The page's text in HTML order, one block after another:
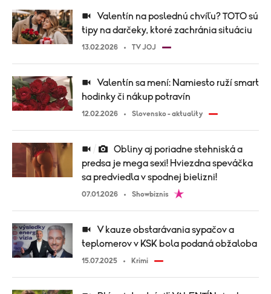
tipy na darčeky, ktoré zachránia situáciu
13.02.2026 TV JOJ
hodinky či nákup potravín
12.02.2026 Slovensko - aktuality
predsa je mega sexi! Hviezdna speváčka
sa predviedla v spodnej bielizni!
07.01.2026 Showbiznis
teplomerov v KSK bola podaná obžaloba
15.07.2025 Krimi